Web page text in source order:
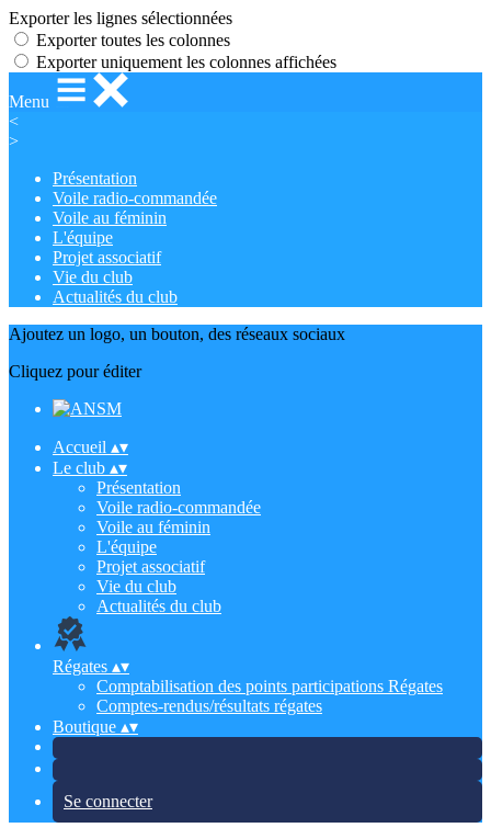
Exporter les lignes sélectionnées
Exporter toutes les colonnes
Exporter uniquement les colonnes affichées
Menu
<
>
Présentation
Voile radio-commandée
Voile au féminin
L'équipe
Projet associatif
Vie du club
Actualités du club
Ajoutez un logo, un bouton, des réseaux sociaux
Cliquez pour éditer
Accueil ▴▾
Le club ▴▾
Présentation
Voile radio-commandée
Voile au féminin
L'équipe
Projet associatif
Vie du club
Actualités du club
Régates ▴▾
Comptabilisation des points participations Régates
Comptes-rendus/résultats régates
Boutique ▴▾
Se connecter